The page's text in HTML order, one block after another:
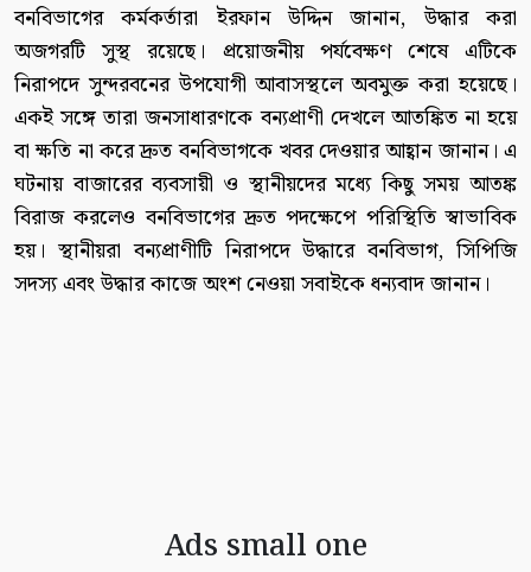
বনবিভাগের কর্মকর্তারা ইরফান উদ্দিন জানান, উদ্ধার করা
অজগরটি সুস্থ রয়েছে। প্রয়োজনীয় পর্যবেক্ষণ শেষে এটিকে
নিরাপদে সুন্দরবনের উপযোগী আবাসস্থলে অবমুক্ত করা হয়েছে।
একই সঙ্গে তারা জনসাধারণকে বন্যপ্রাণী দেখলে আতঙ্কিত না হয়ে
বা ক্ষতি না করে দ্রুত বনবিভাগকে খবর দেওয়ার আহ্বান জানান। এ
ঘটনায় বাজারের ব্যবসায়ী ও স্থানীয়দের মধ্যে কিছু সময় আতঙ্ক
বিরাজ করলেও বনবিভাগের দ্রুত পদক্ষেপে পরিস্থিতি স্বাভাবিক
হয়। স্থানীয়রা বন্যপ্রাণীটি নিরাপদে উদ্ধারে বনবিভাগ, সিপিজি
সদস্য এবং উদ্ধার কাজে অংশ নেওয়া সবাইকে ধন্যবাদ জানান।
Ads small one